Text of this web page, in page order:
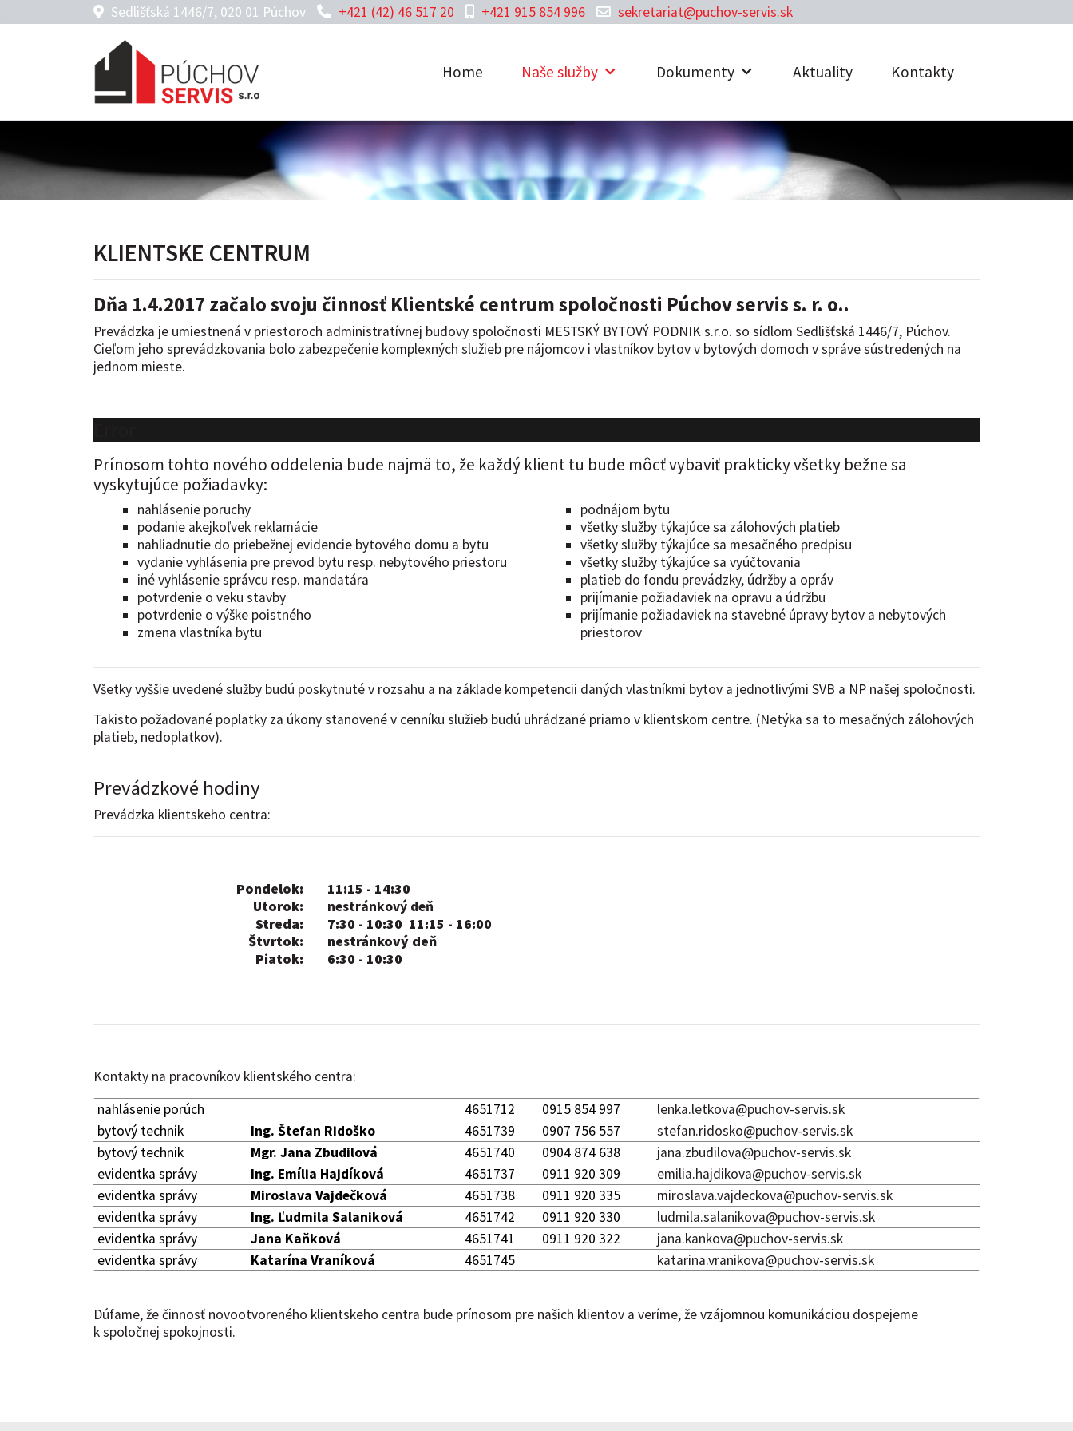
Sedlišťská 1446/7, 020 01 Púchov +421 (42) 46 517 20 +421 915 854 996 sekretariat@puchov-servis.sk
Home Naše služby Dokumenty Aktuality Kontakty
KLIENTSKE CENTRUM
Dňa 1.4.2017 začalo svoju činnosť Klientské centrum spoločnosti Púchov servis s. r. o..
Prevádzka je umiestnená v priestoroch administratívnej budovy spoločnosti MESTSKÝ BYTOVÝ PODNIK s.r.o. so sídlom Sedlišťská 1446/7, Púchov.
Cieľom jeho sprevádzkovania bolo zabezpečenie komplexných služieb pre nájomcov i vlastníkov bytov v bytových domoch v správe sústredených na
jednom mieste.
Prínosom tohto nového oddelenia bude najmä to, že každý klient tu bude môcť vybaviť prakticky všetky bežne sa
vyskytujúce požiadavky:
nahlásenie poruchy
podanie akejkoľvek reklamácie
nahliadnutie do priebežnej evidencie bytového domu a bytu
vydanie vyhlásenia pre prevod bytu resp. nebytového priestoru
iné vyhlásenie správcu resp. mandatára
potvrdenie o veku stavby
potvrdenie o výške poistného
zmena vlastníka bytu
podnájom bytu
všetky služby týkajúce sa zálohových platieb
všetky služby týkajúce sa mesačného predpisu
všetky služby týkajúce sa vyúčtovania
platieb do fondu prevádzky, údržby a opráv
prijímanie požiadaviek na opravu a údržbu
prijímanie požiadaviek na stavebné úpravy bytov a nebytových
priestorov
Všetky vyššie uvedené služby budú poskytnuté v rozsahu a na základe kompetencii daných vlastníkmi bytov a jednotlivými SVB a NP našej spoločnosti.
Takisto požadované poplatky za úkony stanovené v cenníku služieb budú uhrádzané priamo v klientskom centre. (Netýka sa to mesačných zálohových
platieb, nedoplatkov).
Prevádzkové hodiny
Prevádzka klientskeho centra:
Pondelok:
Utorok:
Streda:
Štvrtok:
Piatok:
11:15 - 14:30
nestránkový deň
7:30 - 10:30 11:15 - 16:00
nestránkový deň
6:30 - 10:30
Kontakty na pracovníkov klientského centra:
nahlásenie porúch
4651712 0915 854 997
lenka.letkova@puchov-servis.sk
bytový technik
Ing. Štefan Ridoško 4651739 0907 756 557
stefan.ridosko@puchov-servis.sk
bytový technik
Mgr. Jana Zbudilová 4651740 0904 874 638
jana.zbudilova@puchov-servis.sk
evidentka správy
Ing. Emília Hajdíková 4651737 0911 920 309
emilia.hajdikova@puchov-servis.sk
evidentka správy
Miroslava Vajdečková 4651738 0911 920 335
miroslava.vajdeckova@puchov-servis.sk
evidentka správy
Ing. Ľudmila Salaniková 4651742 0911 920 330
ludmila.salanikova@puchov-servis.sk
evidentka správy
Jana Kaňková 4651741 0911 920 322
jana.kankova@puchov-servis.sk
evidentka správy
Katarína Vraníková 4651745 katarina.vranikova@puchov-servis.sk
Dúfame, že činnosť novootvoreného klientskeho centra bude prínosom pre našich klientov a veríme, že vzájomnou komunikáciou dospejeme
k spoločnej spokojnosti.